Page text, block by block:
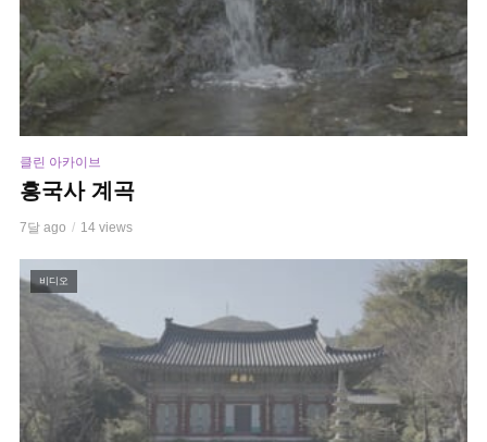
클린 아카이브
흥국사 계곡
7달 ago 14 views
비디오